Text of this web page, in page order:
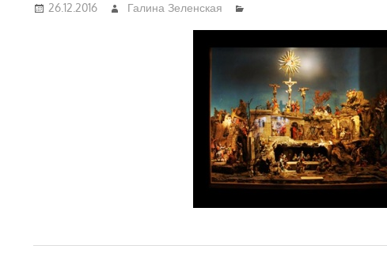
26.12.2016 Галина Зеленская